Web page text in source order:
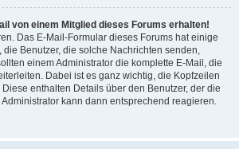
von einem Mitglied dieses Forums erhalten!
Das E-Mail-Formular dieses Forums hat einige
Benutzer, die solche Nachrichten senden,
einem Administrator die komplette E-Mail, die
Dabei ist es ganz wichtig, die Kopfzeilen
enthalten Details über den Benutzer, der die
Administrator kann dann entsprechend reagieren.